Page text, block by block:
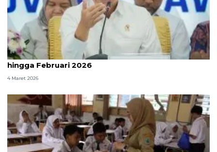
Pemerintah sebut penerima MBG capai 61,2 juta
hingga Februari 2026
4 Maret 2026